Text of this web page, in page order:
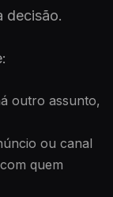
decisão.
outro assunto,
ou canal
quem